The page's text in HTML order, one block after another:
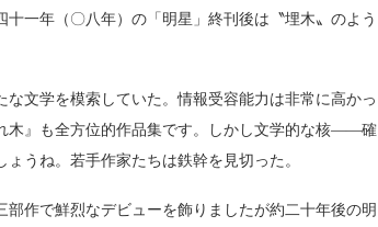
一年（〇八年）の「明星」終刊後は〝埋木〟のよう
文学を模索していた。情報受容能力は非常に高かっ
木』も全方位的作品集です。しかし文学的な核――確
うね。若手作家たちは鉄幹を見切った。
作で鮮烈なデビューを飾りましたが約二十年後の明